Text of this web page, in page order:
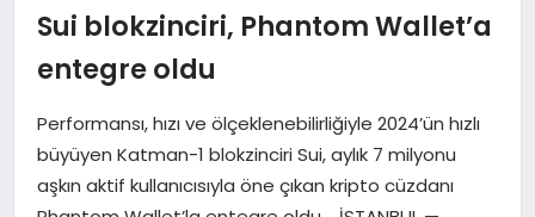
SPOR
EKONOMI
DÜNYA
MAGAZIN
Sui blokzinciri, Phantom Wallet’a
entegre oldu
Performansı, hızı ve ölçeklenebilirliğiyle 2024’ün hızlı
büyüyen Katman-1 blokzinciri Sui, aylık 7 milyonu
aşkın aktif kullanıcısıyla öne çıkan kripto cüzdanı